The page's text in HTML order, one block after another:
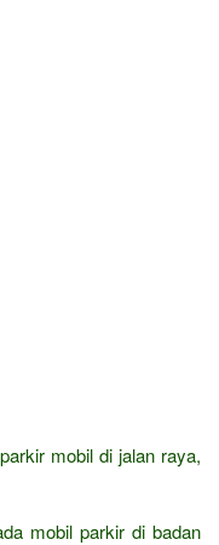
mobil di jalan raya,
mobil parkir di badan